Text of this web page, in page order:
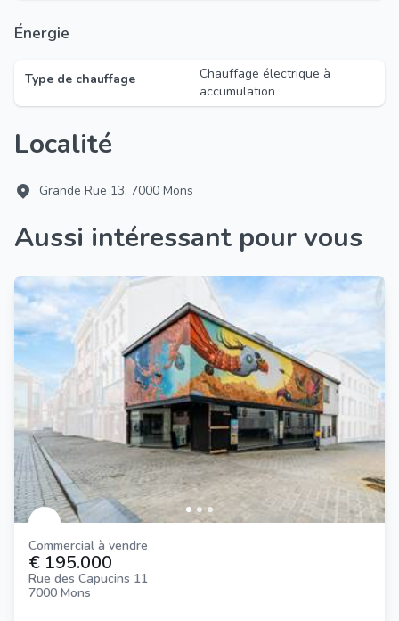
Énergie
Type de chauffage
Chauffage électrique à
accumulation
Localité
Grande Rue 13, 7000 Mons
Aussi intéressant pour vous
Commercial à vendre
€ 195.000
Rue des Capucins 11
7000 Mons